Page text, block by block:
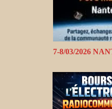
7-8/03/2026